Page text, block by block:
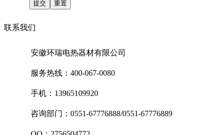
联系我们
安徽环瑞电热器材有限公司
服务热线：400-067-0080
手机：13965109920
咨询部门：0551-67776888/0551-67776889